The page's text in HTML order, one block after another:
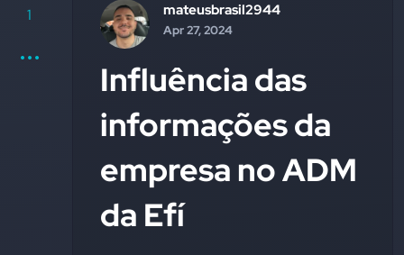
1 mateusbrasil2944
Apr 27, 2024
Influência das
informações da
empresa no ADM
da Efí